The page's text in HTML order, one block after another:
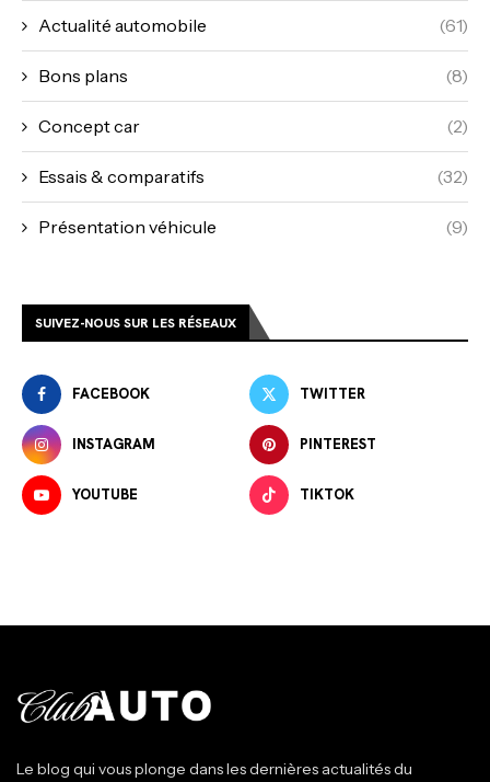
Actualité automobile (61)
Bons plans (8)
Concept car (2)
Essais & comparatifs (32)
Présentation véhicule (9)
SUIVEZ-NOUS SUR LES RÉSEAUX
FACEBOOK TWITTER
INSTAGRAM PINTEREST
YOUTUBE TIKTOK
Le blog qui vous plonge dans les dernières actualités du